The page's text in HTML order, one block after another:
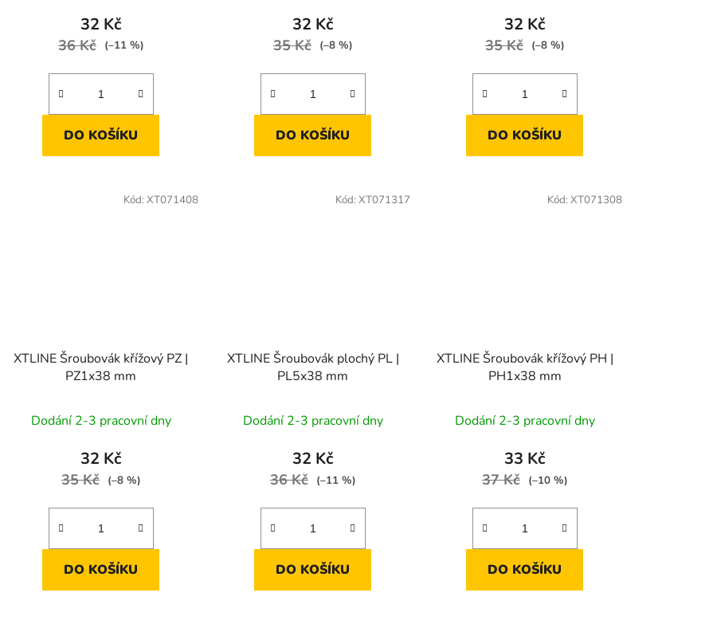
32 Kč
36 Kč (–11 %)
DO KOŠÍKU
32 Kč
35 Kč (–8 %)
DO KOŠÍKU
32 Kč
35 Kč (–8 %)
DO KOŠÍKU
XTLINE Šroubovák křížový PZ |
PZ1x38 mm
Dodání 2-3 pracovní dny
32 Kč
35 Kč (–8 %)
DO KOŠÍKU
Kód: XT071408
XTLINE Šroubovák plochý PL |
PL5x38 mm
Dodání 2-3 pracovní dny
32 Kč
36 Kč (–11 %)
DO KOŠÍKU
Kód: XT071317
XTLINE Šroubovák křížový PH |
PH1x38 mm
Dodání 2-3 pracovní dny
33 Kč
37 Kč (–10 %)
DO KOŠÍKU
Kód: XT071308